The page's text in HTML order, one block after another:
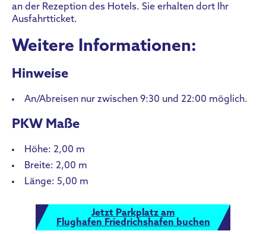
an der Rezeption des Hotels. Sie erhalten dort Ihr
Ausfahrtticket.
Weitere Informationen:
Hinweise
An/Abreisen nur zwischen 9:30 und 22:00 möglich.
PKW Maße
Höhe: 2,00 m
Breite: 2,00 m
Länge: 5,00 m
Jetzt Parkplatz am
Flughafen Friedrichshafen buchen